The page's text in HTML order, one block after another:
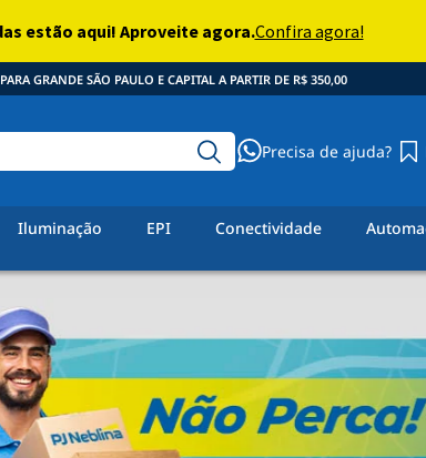
PARA GRANDE SÃO PAULO E CAPITAL A PARTIR DE R$ 350,00
Precisa de ajuda?
Iluminação EPI Conectividade